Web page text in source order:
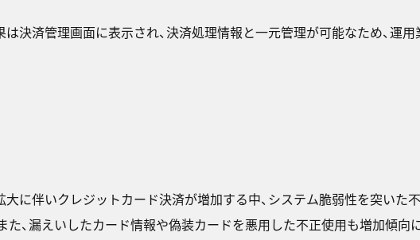
は決済管理画面に表示され、決済処理情報と一元管理が可能なため、運
大に伴いクレジットカード決済が増加する中、システム脆弱性を突いた
た、漏えいしたカード情報や偽装カードを悪用した不正使用も増加傾